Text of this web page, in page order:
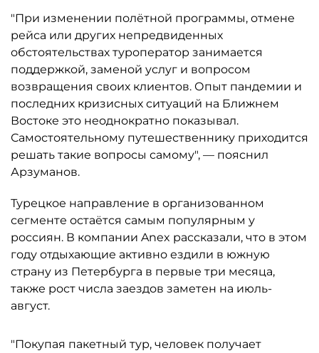
"При изменении полётной программы, отмене
рейса или других непредвиденных
обстоятельствах туроператор занимается
поддержкой, заменой услуг и вопросом
возвращения своих клиентов. Опыт пандемии и
последних кризисных ситуаций на Ближнем
Востоке это неоднократно показывал.
Самостоятельному путешественнику приходится
решать такие вопросы самому", — пояснил
Арзуманов.
Турецкое направление в организованном
сегменте остаётся самым популярным у
россиян. В компании Anex рассказали, что в этом
году отдыхающие активно ездили в южную
страну из Петербурга в первые три месяца,
также рост числа заездов заметен на июль-
август.
"Покупая пакетный тур, человек получает